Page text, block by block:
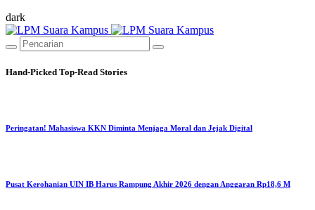
dark
Hand-Picked Top-Read Stories
Peringatan! Mahasiswa KKN Diminta Menjaga Moral dan Jejak Digital
Pusat Kerohanian UIN IB Harus Rampung Akhir 2026 dengan Anggaran Rp18,6 M